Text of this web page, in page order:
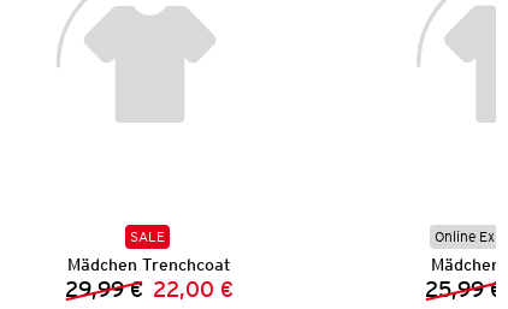
SALE
Mädchen Trenchcoat
Vorheriger Preis:
29,99 € Neuer Preis:
22,00 €
Online
Mädchen
25,99 €